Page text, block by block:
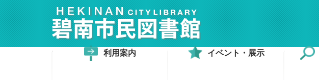
利用案内 イベント・展示